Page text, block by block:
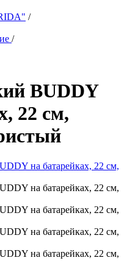
/
/
BUDDY
22 см,